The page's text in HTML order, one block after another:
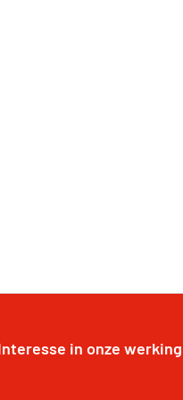
in onze werking